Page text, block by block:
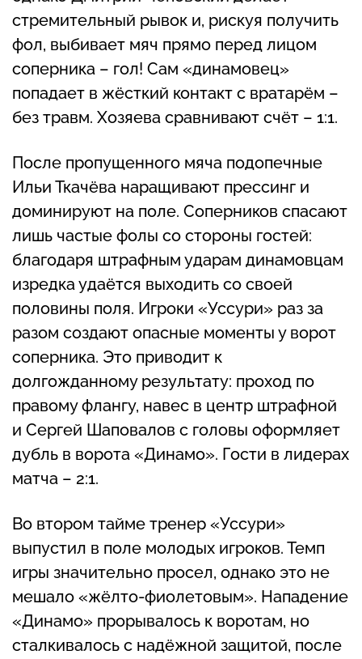
стремительный рывок и, рискуя получить
фол, выбивает мяч прямо перед лицом
соперника – гол! Сам «динамовец»
попадает в жёсткий контакт с вратарём –
без травм. Хозяева сравнивают счёт – 1:1.
После пропущенного мяча подопечные
Ильи Ткачёва наращивают прессинг и
доминируют на поле. Соперников спасают
лишь частые фолы со стороны гостей:
благодаря штрафным ударам динамовцам
изредка удаётся выходить со своей
половины поля. Игроки «Уссури» раз за
разом создают опасные моменты у ворот
соперника. Это приводит к
долгожданному результату: проход по
правому флангу, навес в центр штрафной
и Сергей Шаповалов с головы оформляет
дубль в ворота «Динамо». Гости в лидерах
матча – 2:1.
Во втором тайме тренер «Уссури»
выпустил в поле молодых игроков. Темп
игры значительно просел, однако это не
мешало «жёлто-фиолетовым». Нападение
«Динамо» прорывалось к воротам, но
сталкивалось с надёжной защитой, после